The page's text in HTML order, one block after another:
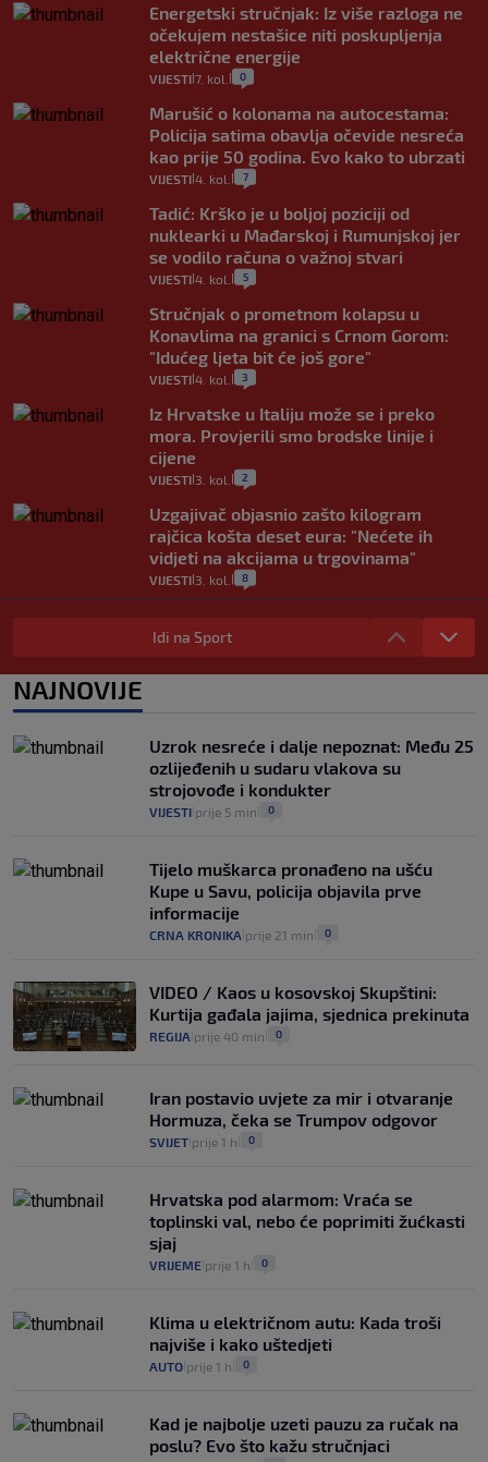
Energetski stručnjak: Iz više razloga ne
očekujem nestašice niti poskupljenja
električne energije
VIJESTI 7. kol. 0
Marušić o kolonama na autocestama:
Policija satima obavlja očevide nesreća
kao prije 50 godina. Evo kako to ubrzati
VIJESTI 4. kol. 7
Tadić: Krško je u boljoj poziciji od
nuklearki u Mađarskoj i Rumunjskoj jer
se vodilo računa o važnoj stvari
VIJESTI 4. kol. 5
Stručnjak o prometnom kolapsu u
Konavlima na granici s Crnom Gorom:
"Idućeg ljeta bit će još gore"
VIJESTI 4. kol. 3
Iz Hrvatske u Italiju može se i preko
mora. Provjerili smo brodske linije i
cijene
VIJESTI 3. kol. 2
Uzgajivač objasnio zašto kilogram
rajčica košta deset eura: "Nećete ih
vidjeti na akcijama u trgovinama"
VIJESTI 3. kol. 8
Selidba je jedno od stresnijih iskustava.
Evo aktualnih cijena i nekoliko savjeta
0
automobilom na Hvar iz Zagreba, a
koliko iz Osijeka
VIJESTI 14
Idi na Sport
NAJNOVIJE
Uzrok nesreće i dalje nepoznat: Među 25
ozlijeđenih u sudaru vlakova su
strojovođe i kondukter
VIJESTI prije 5 min 0
Tijelo muškarca pronađeno na ušću
Kupe u Savu, policija objavila prve
informacije
CRNA KRONIKA prije 21 min 0
VIDEO / Kaos u kosovskoj Skupštini:
Kurtija gađala jajima, sjednica prekinuta
REGIJA prije 40 min 0
Iran postavio uvjete za mir i otvaranje
Hormuza, čeka se Trumpov odgovor
SVIJET prije 1 h 0
Hrvatska pod alarmom: Vraća se
toplinski val, nebo će poprimiti žućkasti
sjaj
VRIJEME prije 1 h 0
Klima u električnom autu: Kada troši
najviše i kako uštedjeti
AUTO prije 1 h 0
Kad je najbolje uzeti pauzu za ručak na
poslu? Evo što kažu stručnjaci